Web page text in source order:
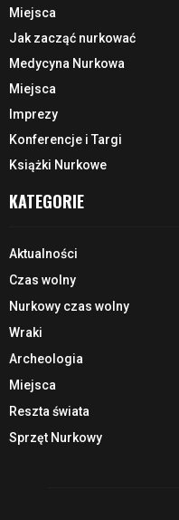
Miejsca
Jak zacząć nurkować
Medycyna Nurkowa
Miejsca
Imprezy
Konferencje i Targi
Książki Nurkowe
KATEGORIE
Aktualności
Czas wolny
Nurkowy czas wolny
Wraki
Archeologia
Miejsca
Reszta świata
Sprzęt Nurkowy